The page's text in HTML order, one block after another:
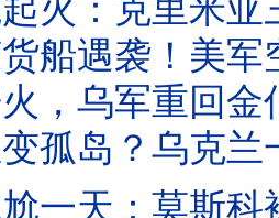
大危机爆发，居民准备逃离，萨基空
！美军空袭格什姆岛，伊
重回金伯恩沙嘴！川普政
兰一夜摧毁克里米亚5座油库，
斯科被打成加沙，自家导弹